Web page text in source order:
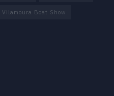
Vilamoura Boat Show